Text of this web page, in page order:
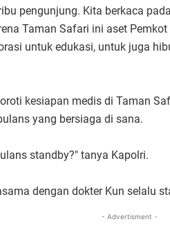
pengunjung. Kita berkaca
Taman Safari ini aset
untuk edukasi, untuk juga
kesiapan medis di Taman
yang bersiaga di sana.
standby?" tanya Kapolri.
dengan dokter Kun selalu
- Advertisment -